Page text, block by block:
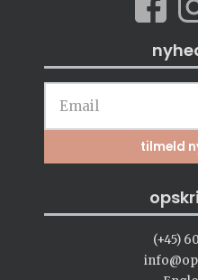
(+45)